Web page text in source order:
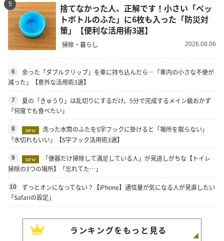
5
捨てなかった人、正解です！小さい「ペッ
トボトルのふた」に6枚も入った「防災対
策」【便利な活用術3選】
掃除・暮らし 2026.08.06
6
余った「ダブルクリップ」を車に持ち込んだら…「車内の小さな不便が
減った」【意外な活用術3選】
7
夏の「きゅうり」は乱切りにするだけ。5分で完成するメイン級おかず
「何度でも食べたい」
8 new
洗った水筒のふたをS字フックに掛けると「場所を取らない」
「水切れもいい」【S字フック活用術3選】
9 new
「便器だけ掃除して満足している人」が見逃しがちな【トイレ
掃除の3つの場所】「忘れてた…」
10
ずっとオンになってない？【iPhone】通信量が気になる人が見直したい
「Safariの設定」
ランキングをもっと見る